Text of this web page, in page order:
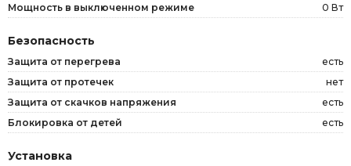
Мощность в выключенном режиме
0 Вт
Безопасность
Защита от перегрева
есть
Защита от протечек
нет
Защита от скачков напряжения
есть
Блокировка от детей
есть
Установка